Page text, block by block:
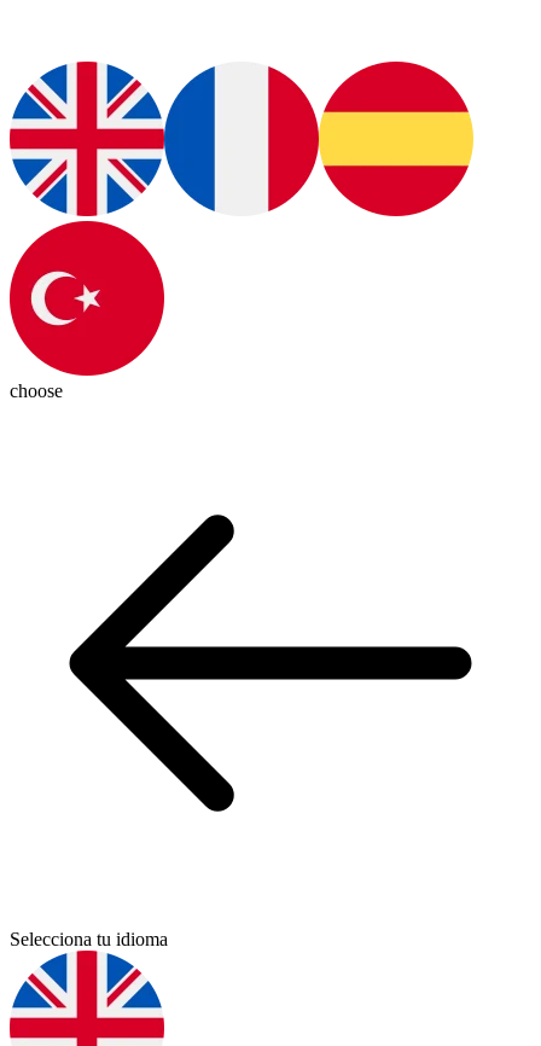
choose
Selecciona tu idioma